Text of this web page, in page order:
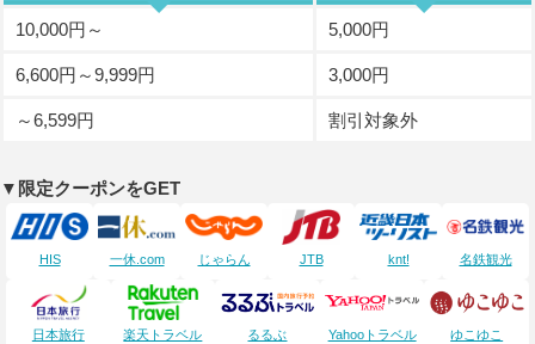
10,000円～ 5,000円
6,600円～9,999円 3,000円
～6,599円 割引対象外
▼限定クーポンをGET
HIS 一休.com じゃらん JTB knt! 名鉄観光
日本旅行 楽天トラベル るるぶ Yahooトラベル ゆこゆこ